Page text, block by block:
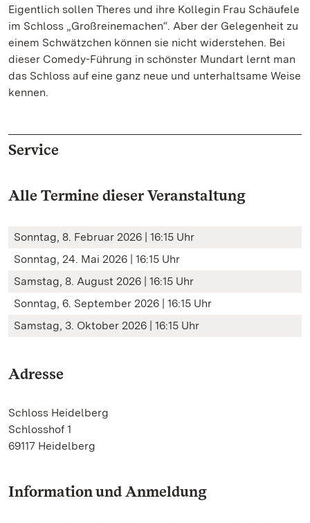
Eigentlich sollen Theres und ihre Kollegin Frau Schäufele
im Schloss „Großreinemachen“. Aber der Gelegenheit zu
einem Schwätzchen können sie nicht widerstehen. Bei
dieser Comedy-Führung in schönster Mundart lernt man
das Schloss auf eine ganz neue und unterhaltsame Weise
kennen.
Service
Alle Termine dieser Veranstaltung
Sonntag, 8. Februar 2026 | 16:15 Uhr
Sonntag, 24. Mai 2026 | 16:15 Uhr
Samstag, 8. August 2026 | 16:15 Uhr
Sonntag, 6. September 2026 | 16:15 Uhr
Samstag, 3. Oktober 2026 | 16:15 Uhr
Adresse
Schloss Heidelberg
Schlosshof 1
69117 Heidelberg
Information und Anmeldung